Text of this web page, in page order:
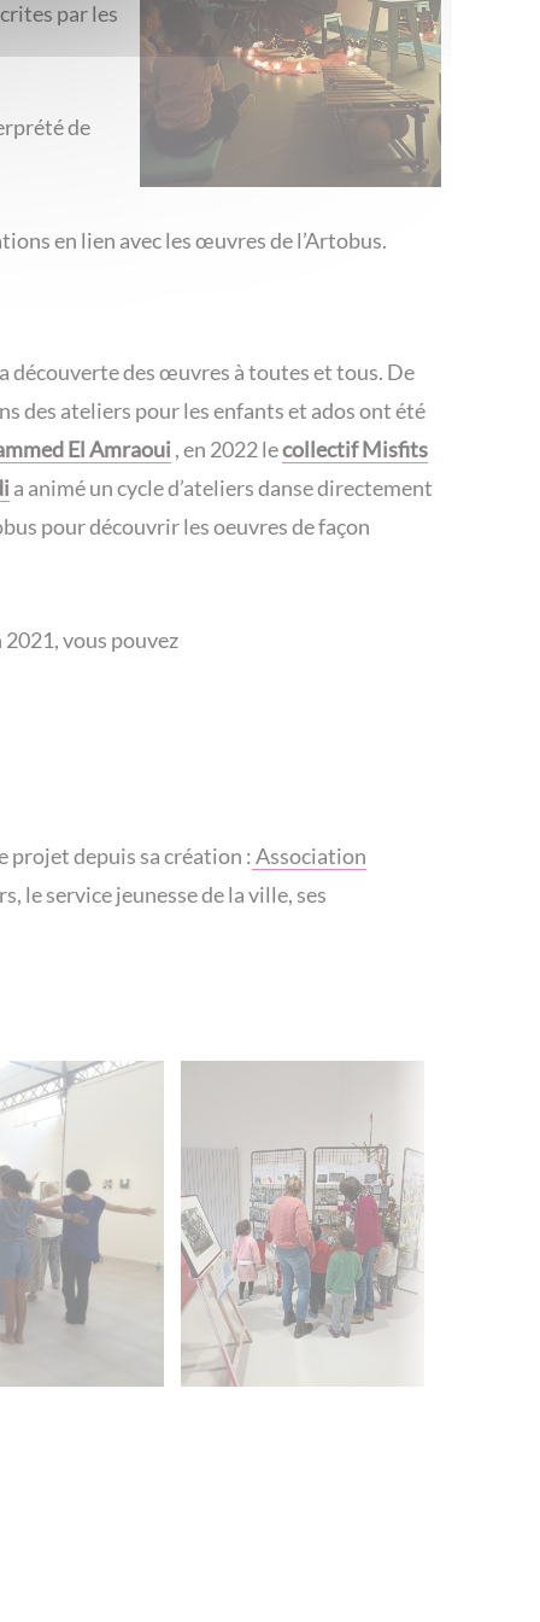
par les
de
en lien avec les œuvres de l’Artobus.
découverte des œuvres à toutes et tous. De
des ateliers pour les enfants et ados ont été
El Amraoui , en 2022 lecollectif Misfits
a animé un cycle d’ateliers danse directement
pour découvrir les oeuvres de façon
vous pouvez
projet depuis sa création :Association
le service jeunesse de la ville, ses